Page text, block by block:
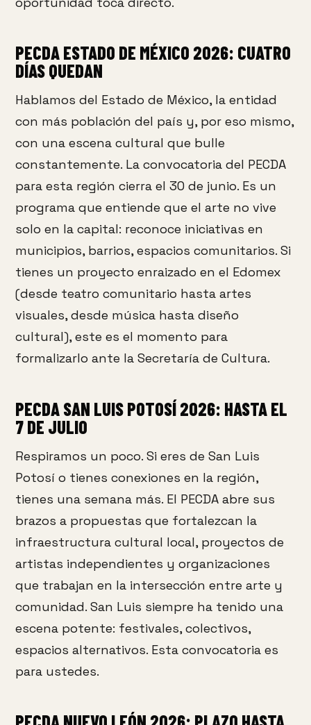
PECDA ESTADO DE MÉXICO 2026: CUATRO
DÍAS QUEDAN
Hablamos del Estado de México, la entidad
con más población del país y, por eso mismo,
con una escena cultural que bulle
constantemente. La convocatoria del PECDA
para esta región cierra el 30 de junio. Es un
programa que entiende que el arte no vive
solo en la capital: reconoce iniciativas en
municipios, barrios, espacios comunitarios. Si
tienes un proyecto enraizado en el Edomex
(desde teatro comunitario hasta artes
visuales, desde música hasta diseño
cultural), este es el momento para
formalizarlo ante la Secretaría de Cultura.
PECDA SAN LUIS POTOSÍ 2026: HASTA EL
7 DE JULIO
Respiramos un poco. Si eres de San Luis
Potosí o tienes conexiones en la región,
tienes una semana más. El PECDA abre sus
brazos a propuestas que fortalezcan la
infraestructura cultural local, proyectos de
artistas independientes y organizaciones
que trabajan en la intersección entre arte y
comunidad. San Luis siempre ha tenido una
escena potente: festivales, colectivos,
espacios alternativos. Esta convocatoria es
para ustedes.